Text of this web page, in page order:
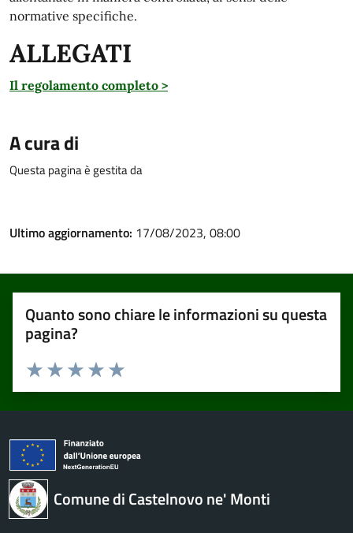
normative specifiche.
ALLEGATI
Il regolamento completo >
A cura di
Questa pagina è gestita da
Ultimo aggiornamento: 17/08/2023, 08:00
Quanto sono chiare le informazioni su questa
pagina?
Valuta 5 stelle su 5
Valuta 4 stelle su 5
Valuta 3 stelle su 5
Valuta 2 stelle su 5
Valuta 1 stelle su 5
Comune di Castelnovo ne' Monti